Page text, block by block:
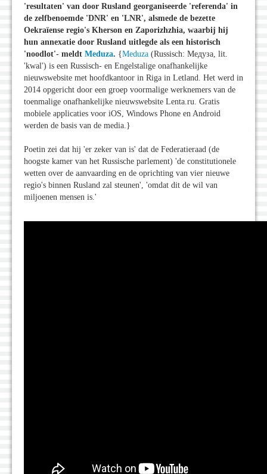
'resultaten' van door Rusland georganiseerde 'referenda' in
de zelfbenoemde 'DNR' en 'LNR', alsmede de bezette
Oekraïense regio's Kherson en Zaporizhzhia, waarbij hij
hun annexatie door Rusland uitlegde als een historisch
'noodlot'- meldt Meduza. {Meduza (Russisch: Медуза, lit.
'kwal') is een Russisch- en Engelstalige onafhankelijke
nieuwswebsite met hoofdkantoor in Riga in Letland. Het werd in
2014 opgericht door een groep voormalige werknemers van de
toenmalige onafhankelijke nieuwswebsite Lenta.ru. Gratis
mobiele applicaties voor iOS, Windows Phone en Android
werden de basis van de media.}
Poetin zei dat hij 'er zeker van is' dat de Federatieraad (de
hoogste kamer van het Russische parlement) 'de constitutionele
wetten over de aanvaarding en de oprichting van vier nieuwe
regio's binnen Rusland zal steunen', 'omdat dit de wil van
miljoenen mensen is.'